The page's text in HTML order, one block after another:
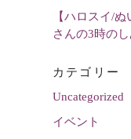
【ハロスイ/
さんの3時の
カテゴリー
Uncategorized
イベント